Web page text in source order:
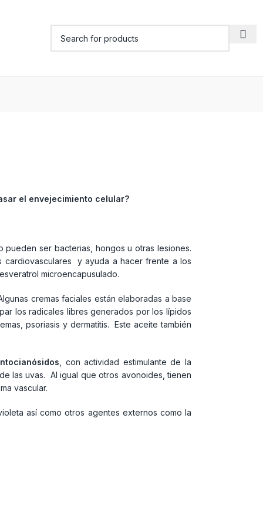
el envejecimiento celular?
ser bacterias, hongos u otras lesiones.
cardiovasculares y ayuda a hacer frente a los
microencapusulado.
cremas faciales están elaboradas a base
los radicales libres generados por los lípidos
psoriasis y dermatitis. Este aceite también
, con actividad estimulante de la
las uvas. Al igual que otros avonoides, tienen
vascular.
así como otros agentes externos como la